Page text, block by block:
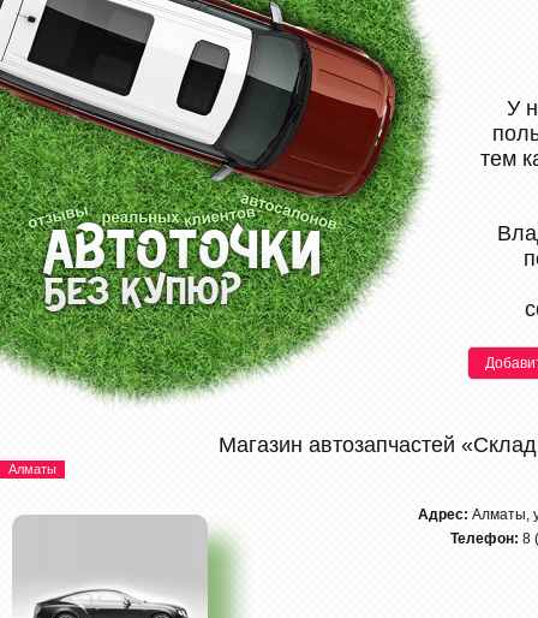
У
тем
Магазин автозапчастей
Алматы
Адрес: Алматы,
Телефон: 8